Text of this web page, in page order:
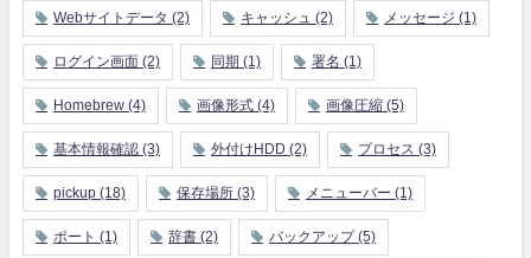
Webサイトデータ (2) キャッシュ (2) メッセージ (1)
ログイン画面 (2) 同期 (1) 署名 (1)
Homebrew (4) 画像形式 (4) 画像圧縮 (5)
基本情報確認 (3) 外付けHDD (2) プロセス (3)
pickup (18) 保存場所 (3) メニューバー (1)
ポート (1) 辞書 (2) バックアップ(5)